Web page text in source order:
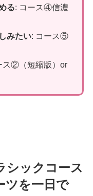
る: コース④信濃
みたい: コース⑤
ス②（短縮版）or
シックコース
ツを一日で